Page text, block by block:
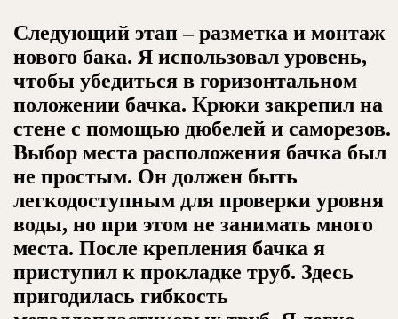
Следующий этап – разметка и монтаж
нового бака. Я использовал уровень,
чтобы убедиться в горизонтальном
положении бачка. Крюки закрепил на
стене с помощью дюбелей и саморезов.
Выбор места расположения бачка был
не простым. Он должен быть
легкодоступным для проверки уровня
воды, но при этом не занимать много
места. После крепления бачка я
приступил к прокладке труб. Здесь
пригодилась гибкость